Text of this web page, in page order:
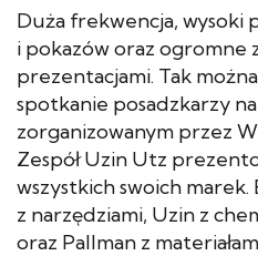
Duża frekwencja, wysoki
i pokazów oraz ogromne
prezentacjami. Tak
spotkanie posadzkarzy
zorganizowanym przez
Zespół Uzin Utz
wszystkich swoich marek.
z narzędziami, Uzin z
oraz Pallman z